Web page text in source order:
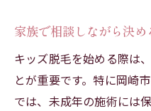
家族で相談しながら決
キッズ脱毛を始める際は
とが重要です。特に岡崎
では、未成年の施術には